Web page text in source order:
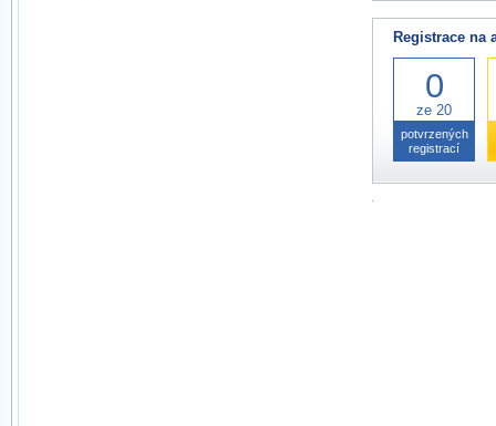
Registrace na
0
ze 20
potvrzených
registrací